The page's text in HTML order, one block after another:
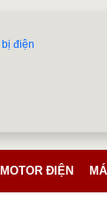
MOTOR ĐIỆN